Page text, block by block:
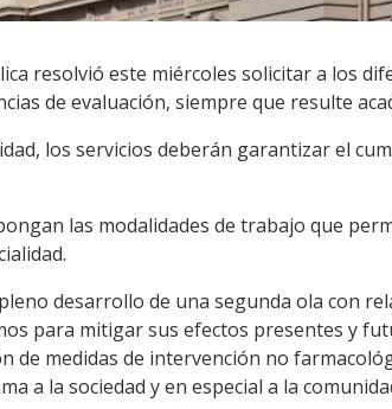
resolvió este miércoles solicitar a los
de evaluación, siempre que resulte
los servicios deberán garantizar el
las modalidades de trabajo que
desarrollo de una segunda ola con
para mitigar sus efectos presentes y
de medidas de intervención no
a la sociedad y en especial a la